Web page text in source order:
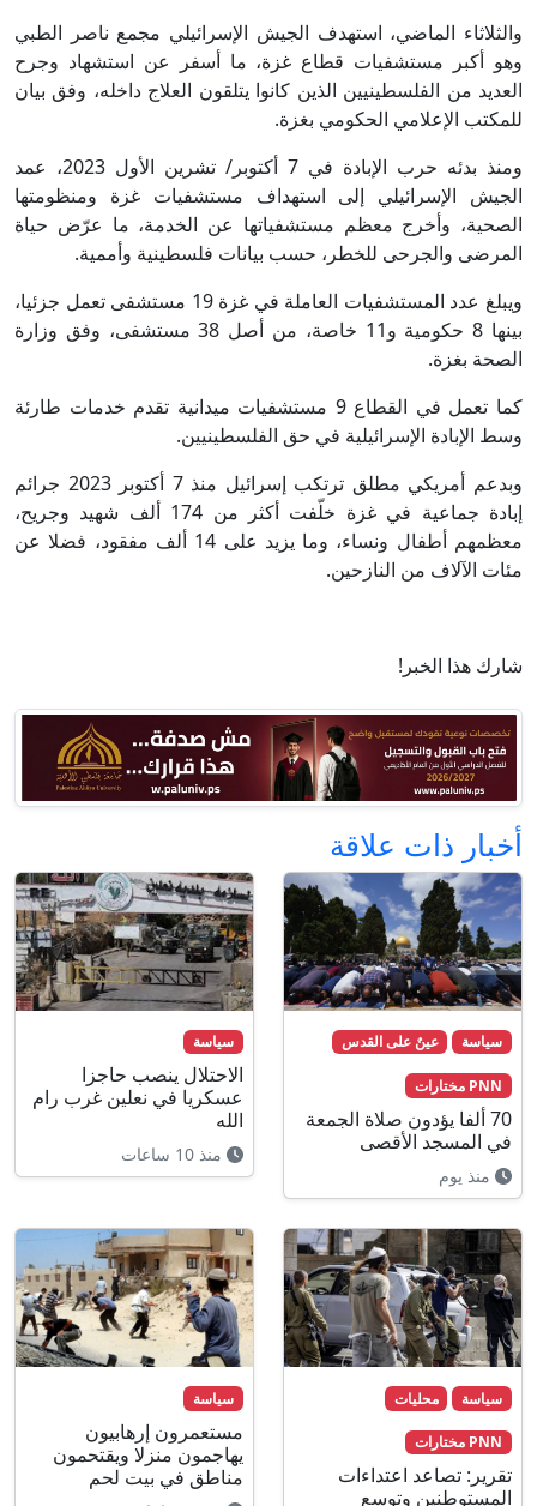
والثلاثاء الماضي، استهدف الجيش الإسرائيلي مجمع ناصر الطبي
وهو أكبر مستشفيات قطاع غزة، ما أسفر عن استشهاد وجرح
العديد من الفلسطينيين الذين كانوا يتلقون العلاج داخله، وفق بيان
للمكتب الإعلامي الحكومي بغزة.
ومنذ بدئه حرب الإبادة في 7 أكتوبر/ تشرين الأول 2023، عمد
الجيش الإسرائيلي إلى استهداف مستشفيات غزة ومنظومتها
الصحية، وأخرج معظم مستشفياتها عن الخدمة، ما عرّض حياة
المرضى والجرحى للخطر، حسب بيانات فلسطينية وأممية.
ويبلغ عدد المستشفيات العاملة في غزة 19 مستشفى تعمل جزئيا،
بينها 8 حكومية و11 خاصة، من أصل 38 مستشفى، وفق وزارة
الصحة بغزة.
كما تعمل في القطاع 9 مستشفيات ميدانية تقدم خدمات طارئة
وسط الإبادة الإسرائيلية في حق الفلسطينيين.
وبدعم أمريكي مطلق ترتكب إسرائيل منذ 7 أكتوبر 2023 جرائم
إبادة جماعية في غزة خلّفت أكثر من 174 ألف شهيد وجريح،
معظمهم أطفال ونساء، وما يزيد على 14 ألف مفقود، فضلا عن
مئات الآلاف من النازحين.
شارك هذا الخبر!
أخبار ذات علاقة
سياسة عينٌ على القدس
PNN مختارات
70 ألفا يؤدون صلاة الجمعة
في المسجد الأقصى
منذ يوم
سياسة
الاحتلال ينصب حاجزا
عسكريا في نعلين غرب رام
الله
منذ 10 ساعات
سياسة محليات
PNN مختارات
تقرير: تصاعد اعتداءات
المستوطنين وتوسع
سياسة
مستعمرون إرهابيون
يهاجمون منزلا ويقتحمون
مناطق في بيت لحم